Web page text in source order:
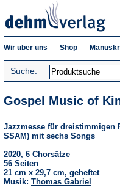
Wir über uns Shop
Suche:
Gospel Music of
Jazzmesse für dreistimmigen
SSAM) mit sechs Songs
2020, 6 Chorsätze
56 Seiten
21 cm x 29,7 cm, geheftet
Musik: Thomas Gabriel